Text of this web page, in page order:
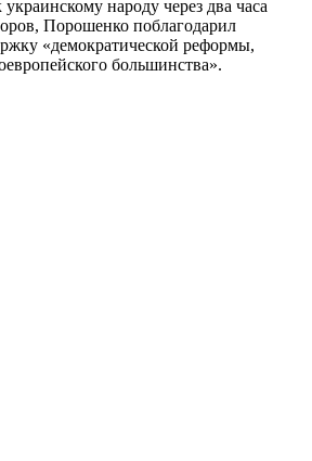
народу через два часа
Порошенко поблагодарил
«демократической реформы,
большинства».⁠